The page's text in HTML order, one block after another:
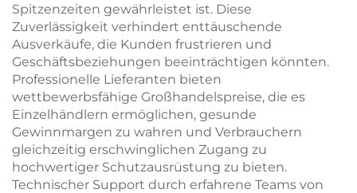
Spitzenzeiten gewährleistet ist. Diese
Zuverlässigkeit verhindert enttäuschende
Ausverkäufe, die Kunden frustrieren und
Geschäftsbeziehungen beeinträchtigen könnten.
Professionelle Lieferanten bieten
wettbewerbsfähige Großhandelspreise, die es
Einzelhändlern ermöglichen, gesunde
Gewinnmargen zu wahren und Verbrauchern
gleichzeitig erschwinglichen Zugang zu
hochwertiger Schutzausrüstung zu bieten.
Technischer Support durch erfahrene Teams von